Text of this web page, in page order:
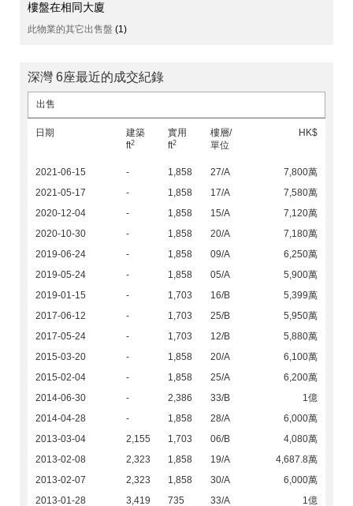
樓盤在相同大廈
此物業的其它出售盤 (1)
深灣 6座最近的成交紀錄
出售
日期
建築
ft2
實用
ft2
樓層/
單位
HK$
2021-06-15 - 1,858 27/A
7,800萬
2021-05-17
- 1,858 17/A
7,580萬
2020-12-04
- 1,858 15/A
7,120萬
2020-10-30
- 1,858 20/A
7,180萬
2019-06-24
- 1,858 09/A
6,250萬
2019-05-24
- 1,858 05/A
5,900萬
2019-01-15
- 1,703 16/B
5,399萬
2017-06-12
- 1,703 25/B
5,950萬
2017-05-24
- 1,703 12/B
5,880萬
2015-03-20
- 1,858 20/A
6,100萬
2015-02-04
- 1,858 25/A
6,200萬
2014-06-30
- 2,386 33/B
1億
2014-04-28
- 1,858 28/A
6,000萬
2013-03-04
2,155 1,703 06/B
4,080萬
2013-02-08
2,323 1,858 19/A
4,687.8萬
2013-02-07
2,323 1,858 30/A
6,000萬
2013-01-28
3,419 735 33/A 1億